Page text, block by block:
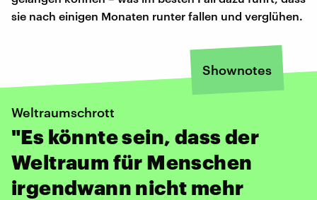
sie nach einigen Monaten runter fallen und verglühen.
Shownotes
Weltraumschrott
"Es könnte sein, dass der
Weltraum für Menschen
irgendwann nicht mehr